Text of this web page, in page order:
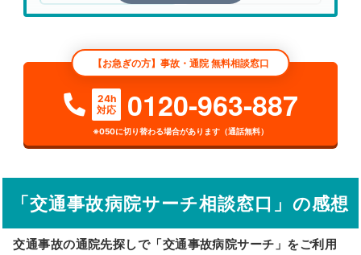
検索する
詳細条件で絞り込む
その他の検索方法
駅から探す 院名から探す
【お急ぎの方】事故・通院 無料相談窓口
24h
対応
0120-963-887
※050に切り替わる場合があります（通話無料）
「交通事故病院サーチ相談窓口」の感想
交通事故の通院先探しで「交通事故病院サーチ」をご利用